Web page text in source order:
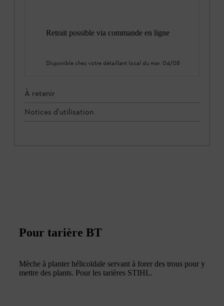
Retrait possible via commande en ligne
Disponible chez votre détaillant local du mar. 04/08
À retenir
Notices d'utilisation
Pour tarière BT
Mèche à planter hélicoïdale servant à forer des trous pour y
mettre des plants. Pour les tarières STIHL.